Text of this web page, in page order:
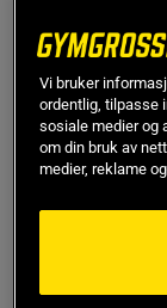
Gratis frakt over
SKU #300550| EAN
Bruk Abilica
Spesielt tilpasset for
Les mer
Vi bruker
ordentlig, tilpasse
sosiale medier og
om din bruk av
medier, reklame